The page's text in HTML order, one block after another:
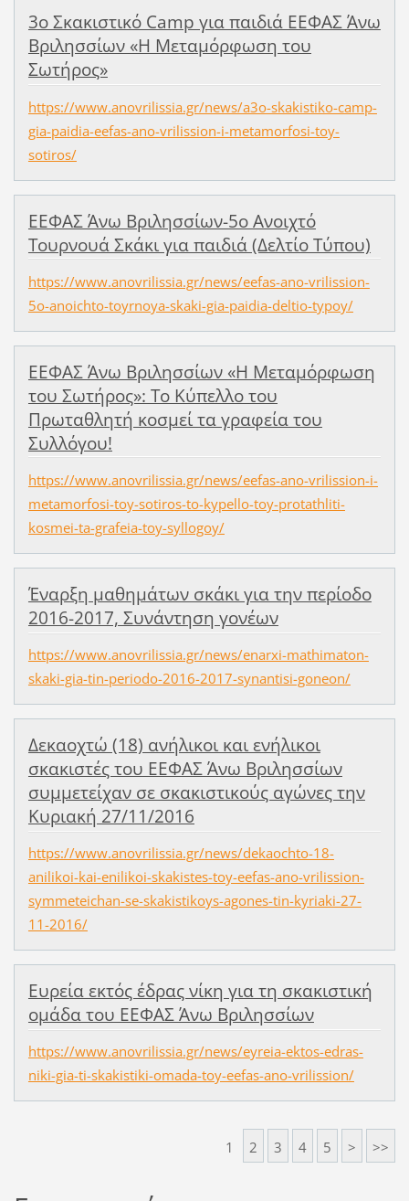
3ο Σκακιστικό Camp για παιδιά ΕΕΦΑΣ Άνω
Βριλησσίων «Η Μεταμόρφωση του
Σωτήρος»
https://www.anovrilissia.gr/news/a3o-skakistiko-camp-
gia-paidia-eefas-ano-vrilission-i-metamorfosi-toy-
sotiros/
ΕΕΦΑΣ Άνω Βριλησσίων-5ο Ανοιχτό
Τουρνουά Σκάκι για παιδιά (Δελτίο Τύπου)
https://www.anovrilissia.gr/news/eefas-ano-vrilission-
5o-anoichto-toyrnoya-skaki-gia-paidia-deltio-typoy/
ΕΕΦΑΣ Άνω Βριλησσίων «Η Μεταμόρφωση
του Σωτήρος»: Το Κύπελλο του
Πρωταθλητή κοσμεί τα γραφεία του
Συλλόγου!
https://www.anovrilissia.gr/news/eefas-ano-vrilission-i-
metamorfosi-toy-sotiros-to-kypello-toy-protathliti-
kosmei-ta-grafeia-toy-syllogoy/
Έναρξη μαθημάτων σκάκι για την περίοδο
2016-2017, Συνάντηση γονέων
https://www.anovrilissia.gr/news/enarxi-mathimaton-
skaki-gia-tin-periodo-2016-2017-synantisi-goneon/
Δεκαοχτώ (18) ανήλικοι και ενήλικοι
σκακιστές του ΕΕΦΑΣ Άνω Βριλησσίων
συμμετείχαν σε σκακιστικούς αγώνες την
Κυριακή 27/11/2016
https://www.anovrilissia.gr/news/dekaochto-18-
anilikoi-kai-enilikoi-skakistes-toy-eefas-ano-vrilission-
symmeteichan-se-skakistikoys-agones-tin-kyriaki-27-
11-2016/
Ευρεία εκτός έδρας νίκη για τη σκακιστική
ομάδα του ΕΕΦΑΣ Άνω Βριλησσίων
https://www.anovrilissia.gr/news/eyreia-ektos-edras-
niki-gia-ti-skakistiki-omada-toy-eefas-ano-vrilission/
1 2 3 4 5 > >>